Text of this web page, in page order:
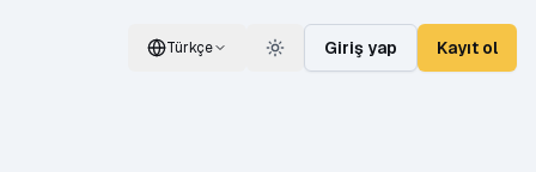
TürkçeSwitch languageSwitch theme
Giriş yap Kayıt ol